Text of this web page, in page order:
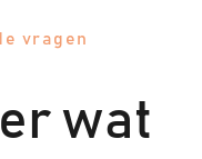
vragen
wat